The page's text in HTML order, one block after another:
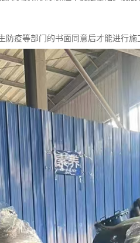
疫等部门的书面同意后才能进行施